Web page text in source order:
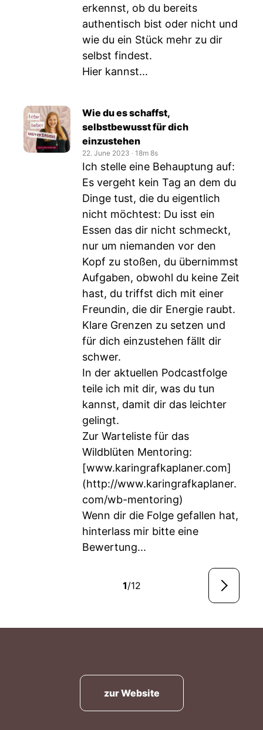
erkennst, ob du bereits
authentisch bist oder nicht und
wie du ein Stück mehr zu dir
selbst findest.
Hier kannst...
Wie du es schaffst,
selbstbewusst für dich
einzustehen
22. June 2023 ‧ 18m 8s
Ich stelle eine Behauptung auf:
Es vergeht kein Tag an dem du
Dinge tust, die du eigentlich
nicht möchtest: Du isst ein
Essen das dir nicht schmeckt,
nur um niemanden vor den
Kopf zu stoßen, du übernimmst
Aufgaben, obwohl du keine Zeit
hast, du triffst dich mit einer
Freundin, die dir Energie raubt.
Klare Grenzen zu setzen und
für dich einzustehen fällt dir
schwer.
In der aktuellen Podcastfolge
teile ich mit dir, was du tun
kannst, damit dir das leichter
gelingt.
Zur Warteliste für das
Wildblüten Mentoring:
[www.karingrafkaplaner.com]
(http://www.karingrafkaplaner.
com/wb-mentoring)
Wenn dir die Folge gefallen hat,
hinterlass mir bitte eine
Bewertung...
1/12
zur Website